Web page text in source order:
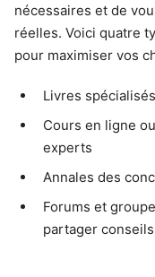
nécessaires et de
réelles. Voici quatre
pour maximiser vos
Livres
Cours en ligne
experts
Annales des
Forums et
partager conseils